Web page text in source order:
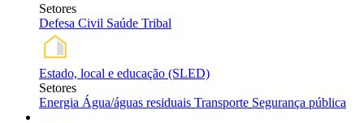
Setores
Defesa Civil Saúde Tribal
Estado, local e educação (SLED)
Setores
Energia Água/águas residuais Transporte Segurança pública